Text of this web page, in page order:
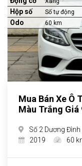
Hộp số Số tự động
Odo 60 km
Mua Bán Xe Ô
Màu Trắng Giá
Số 2 Dương Đình
2019
60